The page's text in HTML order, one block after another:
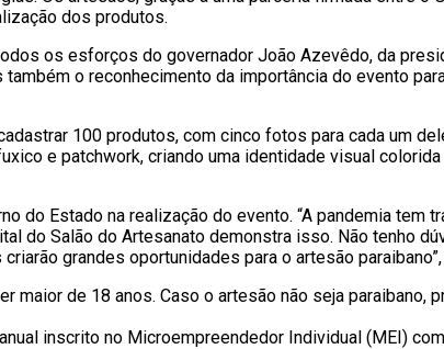
dos produtos.
os esforços do governador João Azevêdo, da
o reconhecimento da importância do evento
100 produtos, com cinco fotos para cada um
e patchwork, criando uma identidade visual
do Estado na realização do evento. “A pandemia tem
do Salão do Artesanato demonstra isso. Não tenho
grandes oportunidades para o artesão
maior de 18 anos. Caso o artesão não seja paraibano,
inscrito no Microempreendedor Individual (MEI)